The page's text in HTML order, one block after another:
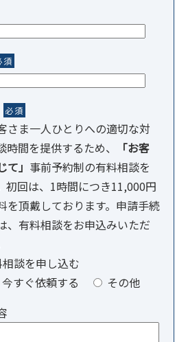
須
必須
さま一人ひとりへの適切な対
間を提供するため、
「お客
」 事前予約制の有料相談を
初回は、1時間につき11,000円
を頂戴しております。申請手続
、有料相談をお申込みいただ
談を申し込む
すぐ依頼する
その他